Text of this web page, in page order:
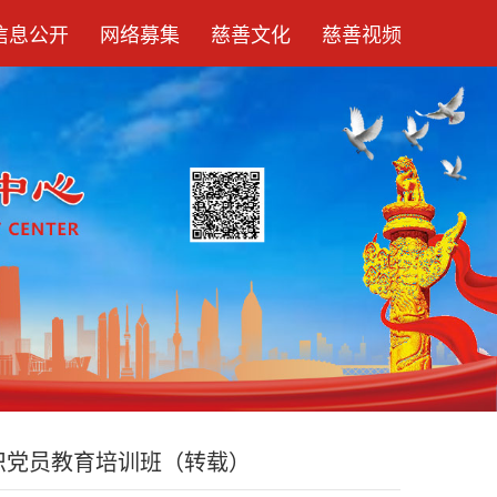
息公开 网络募集 慈善文化 慈善视频
员教育培训班（转载）